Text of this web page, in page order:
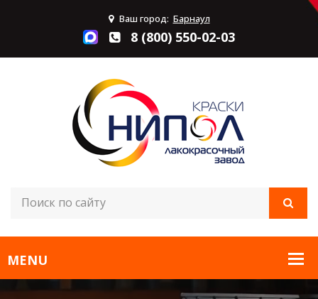
Ваш город: Барнаул
8 (800) 550-02-03